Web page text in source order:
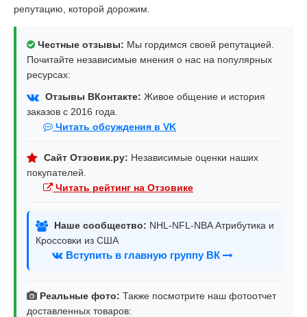
репутацию, которой дорожим.
Честные отзывы: Мы гордимся своей репутацией.
Почитайте независимые мнения о нас на популярных
ресурсах:
Отзывы ВКонтакте: Живое общение и история
заказов с 2016 года.
Читать обсуждения в VK
Сайт Отзовик.ру: Независимые оценки наших
покупателей.
Читать рейтинг на Отзовике
Наше сообщество: NHL-NFL-NBA Атрибутика и
Кроссовки из США
Вступить в главную группу ВК
Реальные фото: Также посмотрите наш фотоотчет
доставленных товаров: